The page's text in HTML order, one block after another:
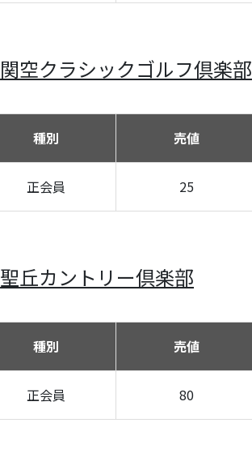
関空クラシックゴルフ倶楽部
種別 売値
正会員 25
聖丘カントリー倶楽部
種別 売値
正会員 80